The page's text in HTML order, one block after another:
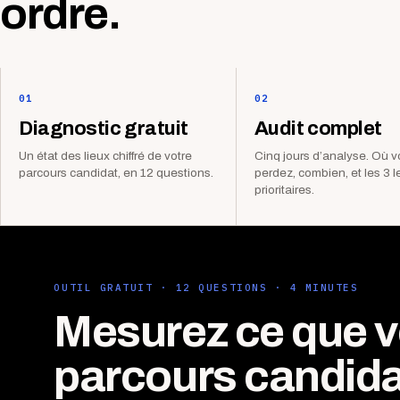
ordre.
01
Diagnostic gratuit
Un état des lieux chiffré de votre
parcours candidat, en 12 questions.
02
Audit complet
Cinq jours d’analyse. Où
perdez, combien, et les 3
prioritaires.
OUTIL GRATUIT · 12 QUESTIONS · 4 MINUTES
Mesurez ce que
parcours